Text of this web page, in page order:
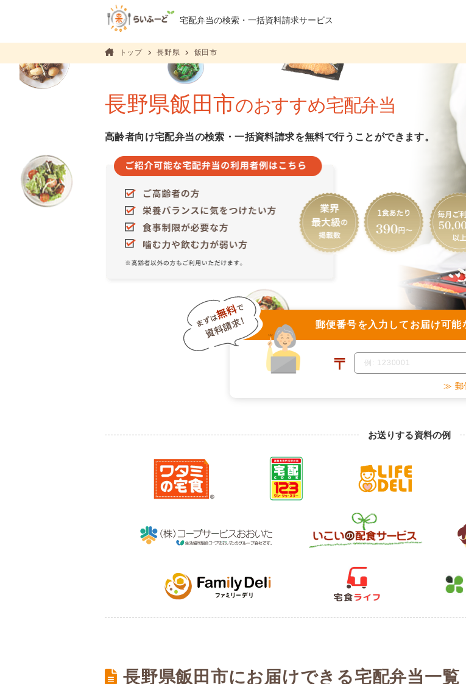
宅配弁当の検索・一括資料請求サービス
トップ 長野県 飯田市
長野県飯田市のおすすめ宅配弁当
高齢者向け宅配弁当の検索・一括資料請求を無料で行うことができます。
郵便番号を入力して お届け可能
〒
≫ 郵
お送りする資料の例
長野県飯田市にお届けできる宅配弁当一覧